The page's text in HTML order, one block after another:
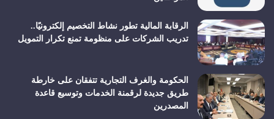
الرقابة المالية تطور نشاط التخصيم إلكترونيًا..
تدريب الشركات على منظومة تمنع تكرار التمويل
الحكومة والغرف التجارية تتفقان على خارطة
طريق جديدة لرقمنة الخدمات وتوسيع قاعدة
المصدرين